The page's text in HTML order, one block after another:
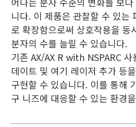
니다. 이 제품은 관찰할 수 있는
로 확장함으로써 상호작용을 동
분자의 수를 늘릴 수 있습니다.
기존 AX/AX R with NSPARC 사
데이트 및 여기 레이저 추가 등
구현할 수 있습니다. 이를 통해
구 니즈에 대응할 수 있는 환경